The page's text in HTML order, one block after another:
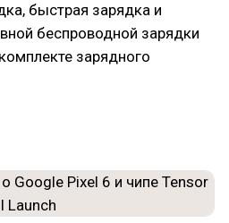
быстрая зарядка и
беспроводной зарядки
зарядного